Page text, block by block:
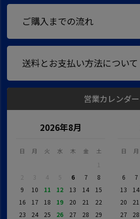
ご購入までの流れ
送料とお支払い方法について
営業カレンダー
2026年8月
日 月 火 水 木 金 土
1
2
3 4 5 6 7
8
9
10 11 12 13 14
15
16
17 18 19 20 21
22
23
24 25 26 27 28
29
日 月
6
7
13
14
20
21
27
28